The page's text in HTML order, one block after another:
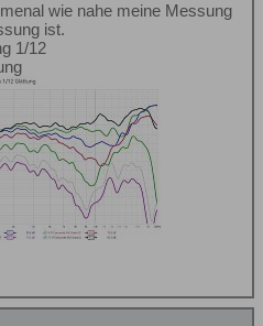
wie nahe meine Messung
ist.
1/12